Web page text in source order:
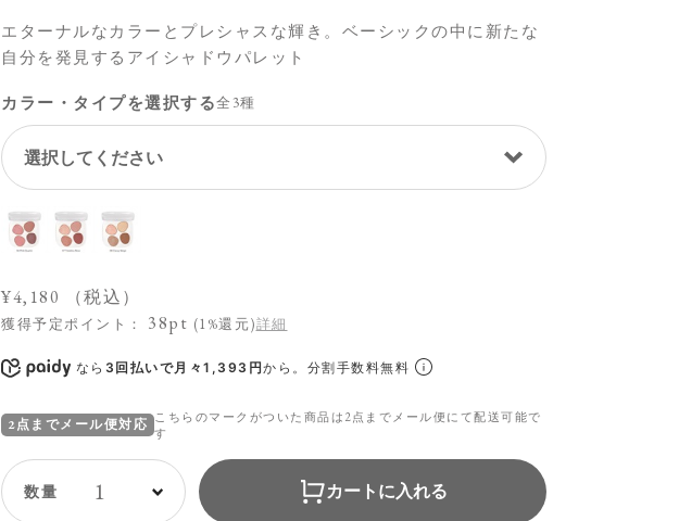
エターナルなカラーとプレシャスな輝き。ベーシックの中に新たな
自分を発見するアイシャドウパレット
カラー・タイプを選択する全3種
¥4,180 （税込）
獲得予定ポイント： 38pt (1%還元)詳細
なら 3回払いで月々1,393円から。分割手数料無料
2点までメール便対応
こちらのマークがついた商品は2点までメール便にて配送可能で
す
1 カートに入れる